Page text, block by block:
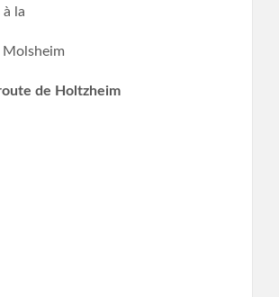
la
Molsheim
de Holtzheim